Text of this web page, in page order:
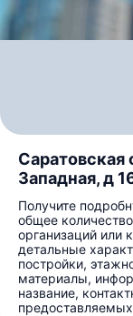
Саратовская
Западная, д
Получите
общее
организаций или
детальные
постройки,
материалы,
название,